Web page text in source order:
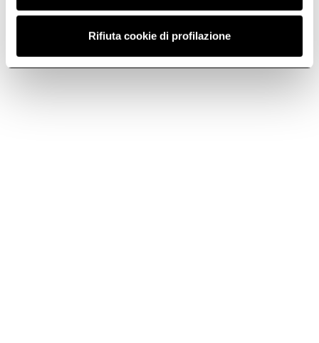
Rifiuta cookie di profilazione